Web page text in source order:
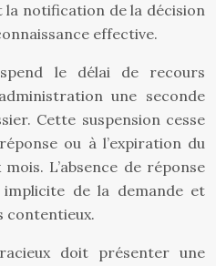
la notification de la décision
effective.
le délai de recours
une seconde
Cette suspension cesse
ou à l’expiration du
L’absence de réponse
de la demande et
contentieux.
doit présenter une